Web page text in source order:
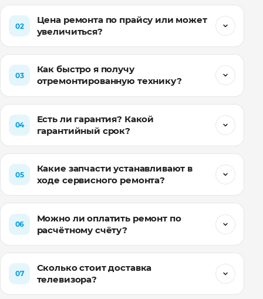
02
Цена ремонта по прайсу или может
увеличиться?
03
Как быстро я получу
отремонтированную технику?
04
Есть ли гарантия? Какой
гарантийный срок?
05
Какие запчасти устанавливают в
ходе сервисного ремонта?
06
Можно ли оплатить ремонт по
расчётному счёту?
07
Сколько стоит доставка
телевизора?